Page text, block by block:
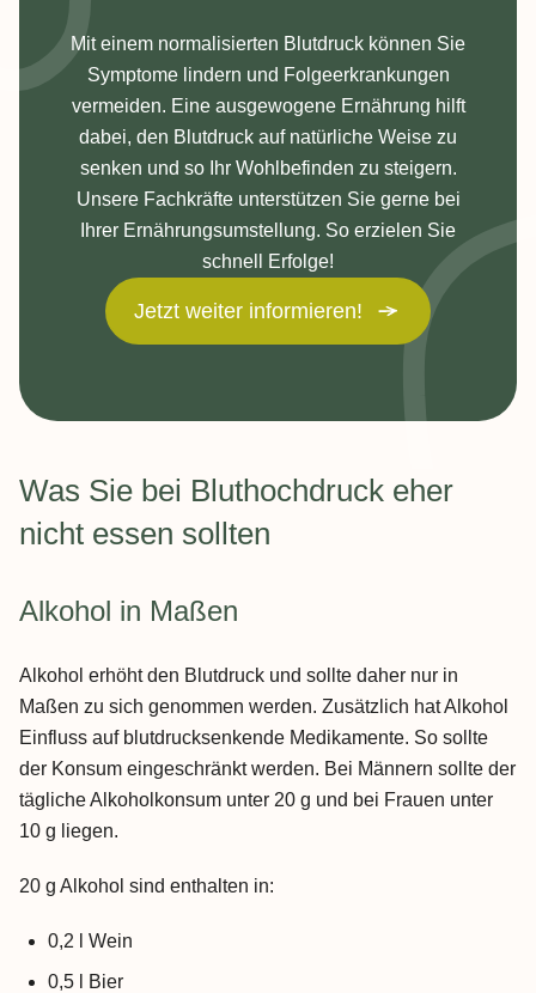
Mit einem normalisierten Blutdruck können Sie
Symptome lindern und Folgeerkrankungen
vermeiden. Eine ausgewogene Ernährung hilft
dabei, den Blutdruck auf natürliche Weise zu
senken und so Ihr Wohlbefinden zu steigern.
Unsere Fachkräfte unterstützen Sie gerne bei
Ihrer Ernährungsumstellung. So erzielen Sie
schnell Erfolge!
Jetzt weiter informieren!
Was Sie bei Bluthochdruck eher
nicht essen sollten
Alkohol in Maßen
Alkohol erhöht den Blutdruck und sollte daher nur in
Maßen zu sich genommen werden. Zusätzlich hat Alkohol
Einfluss auf blutdrucksenkende Medikamente. So sollte
der Konsum eingeschränkt werden. Bei Männern sollte der
tägliche Alkoholkonsum unter 20 g und bei Frauen unter
10 g liegen.
20 g Alkohol sind enthalten in:
0,2 l Wein
0,5 l Bier